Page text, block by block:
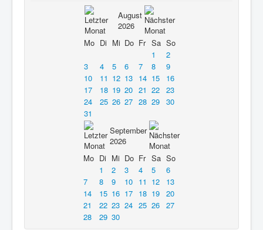
August
2026
Mo Di Mi Do Fr Sa So
1
2
3
4 5 6 7 8
9
10
11 12 13 14 15
16
17
18 19 20 21 22
23
24
25 26 27 28 29
30
31
September
2026
Mo Di Mi Do Fr Sa So
1
2 3 4 5
6
7
8 9 10 11 12
13
14
15 16 17 18 19
20
21
22 23 24 25 26
27
28
29 30